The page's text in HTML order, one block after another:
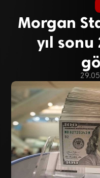
Morgan
yıl